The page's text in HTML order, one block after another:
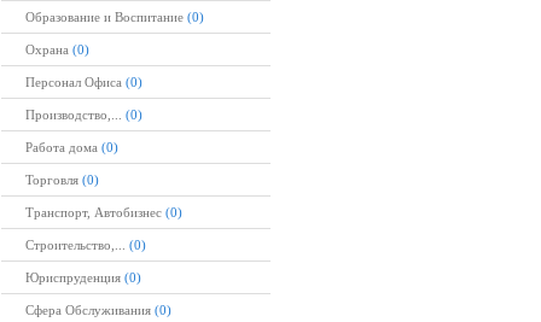
Образование и Воспитание (0)
Охрана (0)
Персонал Офиса (0)
Производство,... (0)
Работа дома (0)
Торговля (0)
Транспорт, Автобизнес (0)
Строительство,... (0)
Юриспруденция (0)
Сфера Обслуживания (0)